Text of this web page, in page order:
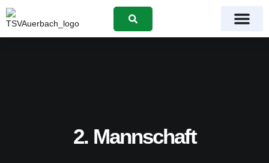
Suchen
2. Mannschaft